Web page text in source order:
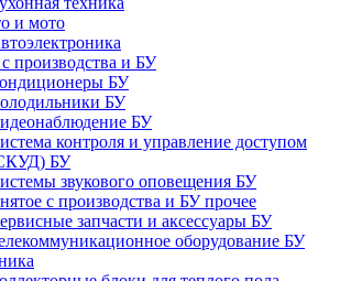
и мото
производства и БУ
БУ
БУ
БУ
контроля и управление доступом
БУ
звукового оповещения БУ
с производства и БУ прочее
запчасти и аксессуары БУ
оборудование БУ